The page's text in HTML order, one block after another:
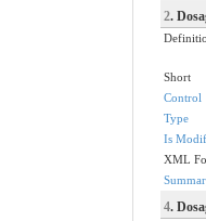
2.
Short
Control
Type
Is
XML
4.